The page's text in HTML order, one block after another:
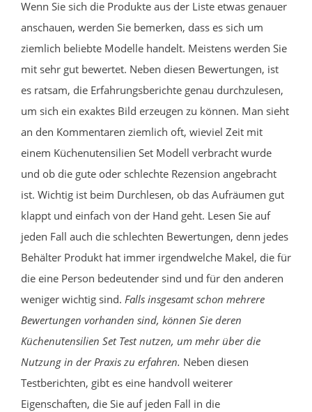
Wenn Sie sich die Produkte aus der Liste etwas genauer
anschauen, werden Sie bemerken, dass es sich um
ziemlich beliebte Modelle handelt. Meistens werden Sie
mit sehr gut bewertet. Neben diesen Bewertungen, ist
es ratsam, die Erfahrungsberichte genau durchzulesen,
um sich ein exaktes Bild erzeugen zu können. Man sieht
an den Kommentaren ziemlich oft, wieviel Zeit mit
einem Küchenutensilien Set Modell verbracht wurde
und ob die gute oder schlechte Rezension angebracht
ist. Wichtig ist beim Durchlesen, ob das Aufräumen gut
klappt und einfach von der Hand geht. Lesen Sie auf
jeden Fall auch die schlechten Bewertungen, denn jedes
Behälter Produkt hat immer irgendwelche Makel, die für
die eine Person bedeutender sind und für den anderen
weniger wichtig sind. Falls insgesamt schon mehrere
Bewertungen vorhanden sind, können Sie deren
Küchenutensilien Set Test nutzen, um mehr über die
Nutzung in der Praxis zu erfahren. Neben diesen
Testberichten, gibt es eine handvoll weiterer
Eigenschaften, die Sie auf jeden Fall in die